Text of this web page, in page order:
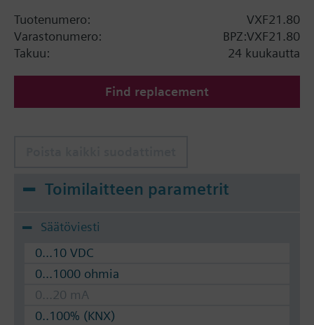
Tuotenumero:
VXF21.80
Varastonumero:
BPZ:VXF21.80
Takuu:
24 kuukautta
Find replacement
Toimilaitteen parametrit
Säätöviesti
0...10 VDC
0...1000 ohmia
0...20 mA
0..100% (KNX)